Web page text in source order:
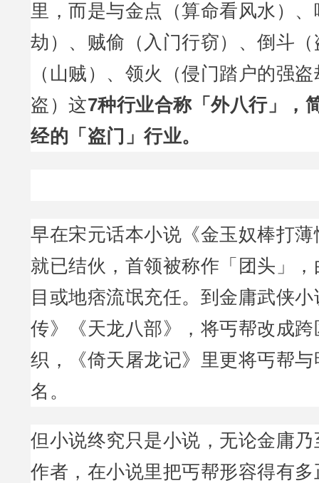
里，而是与金点（算命看风水）
劫）、贼偷（入门行窃）、倒斗
（山贼）、领火（侵门踏户的强
盗）这7种行业合称「外八行」，
经的「盗门」行业。
早在宋元话本小说《金玉奴棒打
就已结伙，首领被称作「团头」
目或地痞流氓充任。到金庸武侠
传》《天龙八部》，将丐帮改成
织，《倚天屠龙记》里更将丐帮
名。
但小说终究只是小说，无论金庸
作者，在小说里把丐帮形容得有